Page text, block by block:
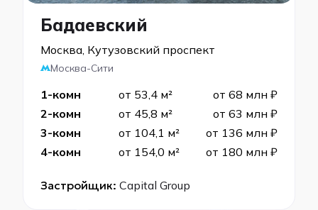
Бадаевский
Москва, Кутузовский проспект
Москва-Сити
1-комн от 53,4 м²
от 68 млн ₽
2-комн
от 45,8 м²
от 63 млн ₽
3-комн
от 104,1 м²
от 136 млн ₽
4-комн
от 154,0 м² от 180 млн ₽
Застройщик: Capital Group